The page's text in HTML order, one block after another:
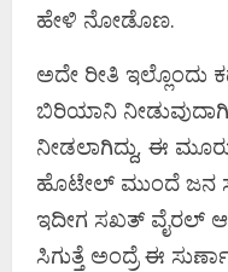
ಹೇಳಿ ನೋಡೊಣ.
ಅದೇ ರೀತಿ
ಬಿರಿಯಾನಿ
ನೀಡಲಾಗಿದ್ದು, ಈ
ಹೊಟೇಲ್ ಮುಂದೆ ಜನ
ಇದೀಗ ಸಖತ್ ವೈರಲ್
ಸಿಗುತ್ತೆ ಅಂದ್ರೆ ಈ